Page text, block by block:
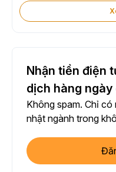
Nhận tiền điện
dịch hàng ngày
Không spam. Chỉ
nhật ngành trong